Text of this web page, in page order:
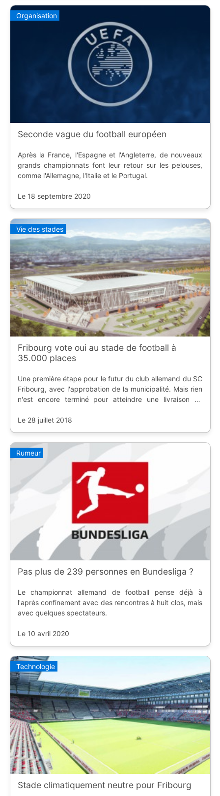
Organisation
Seconde vague du football européen
Après la France, l'Espagne et l'Angleterre, de nouveaux
grands championnats font leur retour sur les pelouses,
comme l'Allemagne, l'Italie et le Portugal.
Le 18 septembre 2020
Vie des stades
Fribourg vote oui au stade de football à
35.000 places
Une première étape pour le futur du club allemand du SC
Fribourg, avec l'approbation de la municipalité. Mais rien
n'est encore terminé pour atteindre une livraison en
Le 28 juillet 2018
Rumeur
Pas plus de 239 personnes en Bundesliga ?
Le championnat allemand de football pense déjà à
l'après confinement avec des rencontres à huit clos, mais
avec quelques spectateurs.
Le 10 avril 2020
Technologie
Stade climatiquement neutre pour Fribourg